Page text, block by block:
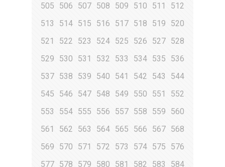
505 506 507 508 509 510 511
512
513
514 515 516 517 518 519
520
521
522 523 524 525 526 527 528
529
530 531 532 533 534 535
536
537 538 539 540 541 542 543
544
545
546 547 548 549 550 551
552
553
554 555 556 557 558 559
560
561
562 563 564 565 566 567 568
569
570 571 572 573 574 575
576
577 578 579 580 581 582 583
584